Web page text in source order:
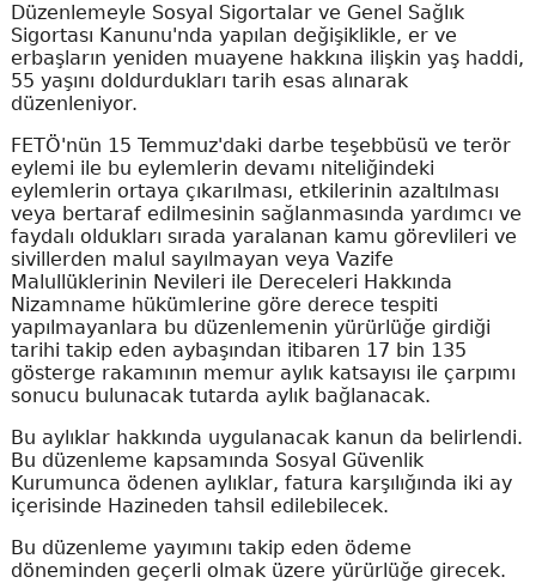
Düzenlemeyle Sosyal Sigortalar ve Genel Sağlık
Sigortası Kanunu'nda yapılan değişiklikle, er ve
erbaşların yeniden muayene hakkına ilişkin yaş haddi,
55 yaşını doldurdukları tarih esas alınarak
düzenleniyor.
FETÖ'nün 15 Temmuz'daki darbe teşebbüsü ve terör
eylemi ile bu eylemlerin devamı niteliğindeki
eylemlerin ortaya çıkarılması, etkilerinin azaltılması
veya bertaraf edilmesinin sağlanmasında yardımcı ve
faydalı oldukları sırada yaralanan kamu görevlileri ve
sivillerden malul sayılmayan veya Vazife
Malullüklerinin Nevileri ile Dereceleri Hakkında
Nizamname hükümlerine göre derece tespiti
yapılmayanlara bu düzenlemenin yürürlüğe girdiği
tarihi takip eden aybaşından itibaren 17 bin 135
gösterge rakamının memur aylık katsayısı ile çarpımı
sonucu bulunacak tutarda aylık bağlanacak.
Bu aylıklar hakkında uygulanacak kanun da belirlendi.
Bu düzenleme kapsamında Sosyal Güvenlik
Kurumunca ödenen aylıklar, fatura karşılığında iki ay
içerisinde Hazineden tahsil edilebilecek.
Bu düzenleme yayımını takip eden ödeme
döneminden geçerli olmak üzere yürürlüğe girecek.